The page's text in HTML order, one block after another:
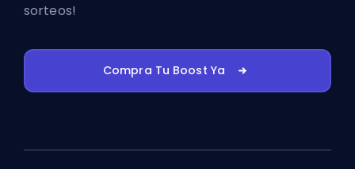
sorteos!
Compra Tu Boost Ya